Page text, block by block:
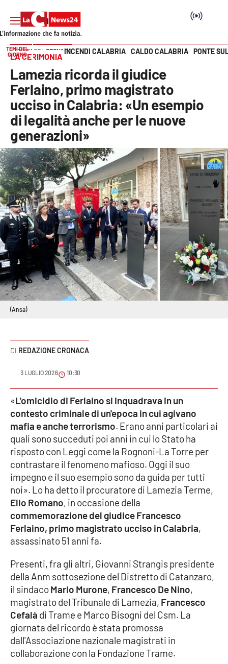
SEZIONI
Cronaca
Politica
Attualità
Economia e lavoro
Italia Mondo
Sanità
Sport
Cultura
Podcast
Meteo
VIDEO
Ambiente
Cronaca
Cultura
Economia e Lavoro
Politica
Società
Sport
RUBRICHE
Vai
TEMI DEL
GIORNO
INCENDI CALABRIA CALDO CALABRIA PONTE
HOME PAGE CRONACA
LA CERIMONIA
Lamezia ricorda il giudice
Ferlaino, primo magistrato
ucciso in Calabria: «Un esempio
di legalità anche per le nuove
generazioni»
(Ansa)
REDAZIONE CRONACA
3 LUGLIO 2026 10:30
«L'omicidio di Ferlaino si inquadrava in un
contesto criminale di un'epoca in cui agivano
mafia e anche terrorismo. Erano anni particolari ai
quali sono succeduti poi anni in cui lo Stato ha
risposto con Leggi come la Rognoni-La Torre per
contrastare il fenomeno mafioso. Oggi il suo
impegno e il suo esempio sono da guida per tutti
noi». Lo ha detto il procuratore di Lamezia Terme,
Elio Romano, in occasione della
commemorazione del giudice Francesco
Ferlaino, primo magistrato ucciso in Calabria,
assassinato 51 anni fa.
Presenti, fra gli altri, Giovanni Strangis presidente
della Anm sottosezione del Distretto di Catanzaro,
il sindacoMario Murone, Francesco De Nino,
magistrato del Tribunale di Lamezia, Francesco
Cefalà di Trame e Marco Bisogni del Csm. La
giornata del ricordo è stata promossa
dall'Associazione nazionale magistrati in
collaborazione con la Fondazione Trame.